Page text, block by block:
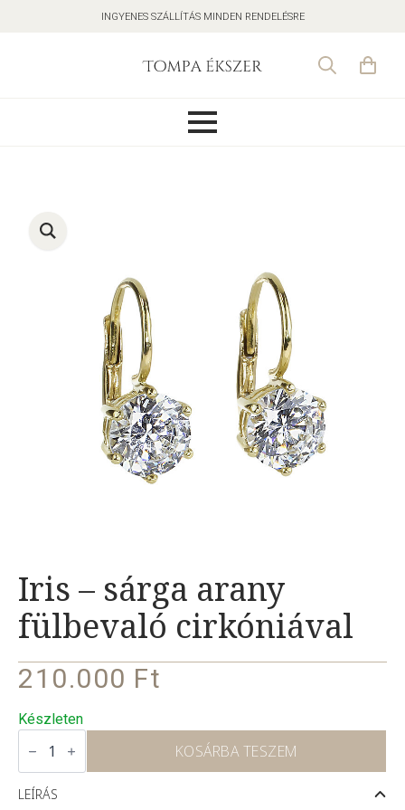
INGYENES SZÁLLÍTÁS MINDEN RENDELÉSRE
Iris – sárga arany
fülbevaló cirkóniával
210.000 Ft
Készleten
Iris
arany
fülbevaló
KOSÁRBA TESZEM
LEÍRÁS